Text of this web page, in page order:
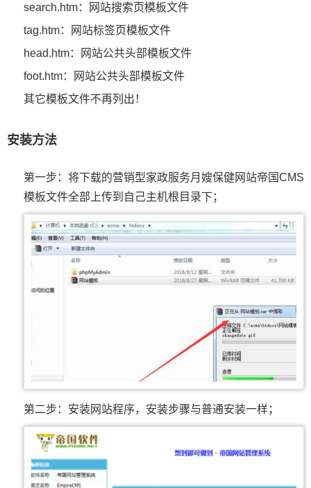
search.htm：网站搜索页模板文件
tag.htm：网站标签页模板文件
head.htm：网站公共头部模板文件
foot.htm：网站公共头部模板文件
其它模板文件不再列出！
安装方法
第一步：将下载的营销型家政服务月嫂保健网站帝国CMS
模板文件全部上传到自己主机根目录下；
第二步：安装网站程序，安装步骤与普通安装一样；